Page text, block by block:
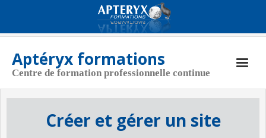
Aptéryx formations
Centre de formation professionnelle continue
Aptéryx Formations
Coordonnées
Créer et gérer un site